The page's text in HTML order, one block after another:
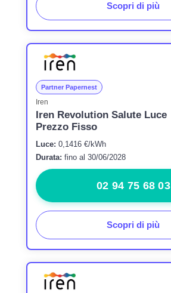
Scopri di più
Partner Papernest
Iren
Iren Revolution Salute Luce
Prezzo Fisso
Luce: 0,1416 €/kWh
Durata: fino al 30/06/2028
02 94 75 68 03
Scopri di più